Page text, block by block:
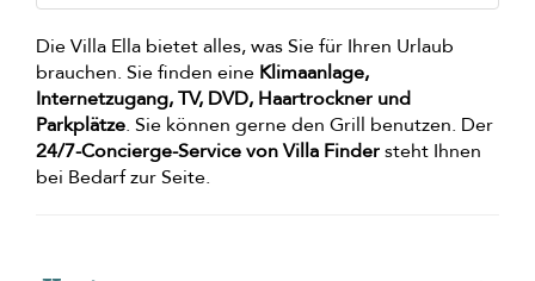
Die Villa Ella bietet alles, was Sie für Ihren Urlaub
brauchen. Sie finden eine Klimaanlage,
Internetzugang, TV, DVD, Haartrockner und
Parkplätze. Sie können gerne den Grill benutzen. Der
24/7-Concierge-Service von Villa Findersteht Ihnen
bei Bedarf zur Seite.